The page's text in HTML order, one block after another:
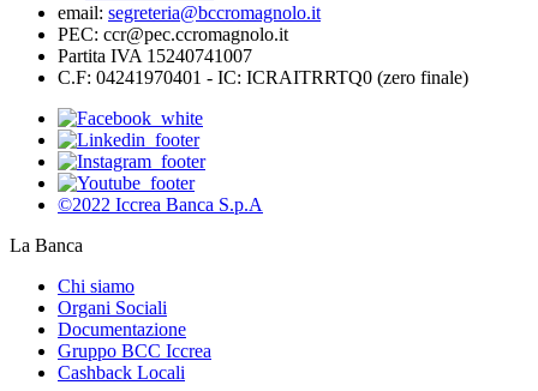
email: segreteria@bccromagnolo.it
PEC: ccr@pec.ccromagnolo.it
Partita IVA 15240741007
C.F: 04241970401 - IC: ICRAITRRTQ0 (zero finale)
©2022 Iccrea Banca S.p.A
La Banca
Chi siamo
Organi Sociali
Documentazione
Gruppo BCC Iccrea
Cashback Locali